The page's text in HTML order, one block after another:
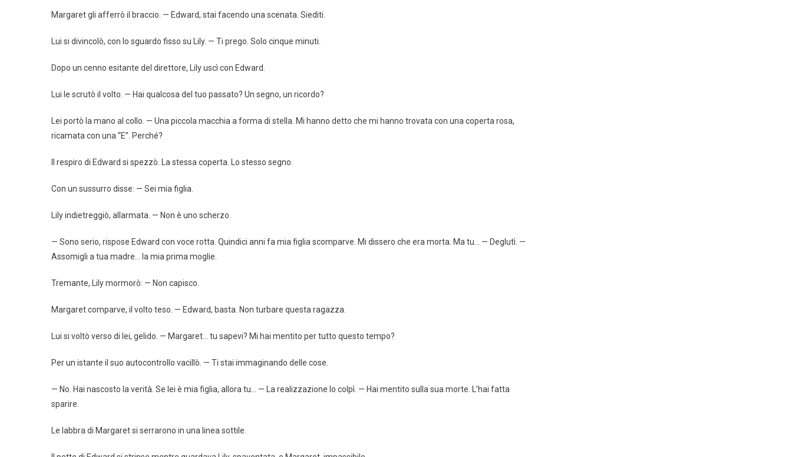
Margaret gli afferrò il braccio. — Edward, stai facendo una scenata. Siediti.
Lui si divincolò, con lo sguardo fisso su Lily. — Ti prego. Solo cinque minuti.
Dopo un cenno esitante del direttore, Lily uscì con Edward.
Lui le scrutò il volto. — Hai qualcosa del tuo passato? Un segno, un ricordo?
Lei portò la mano al collo. — Una piccola macchia a forma di stella. Mi hanno detto che mi hanno trovata con una coperta rosa,
ricamata con una “E”. Perché?
Il respiro di Edward si spezzò. La stessa coperta. Lo stesso segno.
Con un sussurro disse: — Sei mia figlia.
Lily indietreggiò, allarmata. — Non è uno scherzo.
— Sono serio, rispose Edward con voce rotta. Quindici anni fa mia figlia scomparve. Mi dissero che era morta. Ma tu… — Deglutì. —
Assomigli a tua madre… la mia prima moglie.
Tremante, Lily mormorò: — Non capisco.
Margaret comparve, il volto teso. — Edward, basta. Non turbare questa ragazza.
Lui si voltò verso di lei, gelido. — Margaret… tu sapevi? Mi hai mentito per tutto questo tempo?
Per un istante il suo autocontrollo vacillò. — Ti stai immaginando delle cose.
— No. Hai nascosto la verità. Se lei è mia figlia, allora tu… — La realizzazione lo colpì. — Hai mentito sulla sua morte. L’hai fatta
sparire.
Le labbra di Margaret si serrarono in una linea sottile.